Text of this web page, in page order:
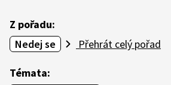
Z pořadu:
Nedej se
Přehrát celý pořad
Témata: